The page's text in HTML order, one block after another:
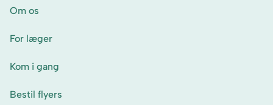
Om os
For læger
Kom i gang
Bestil flyers